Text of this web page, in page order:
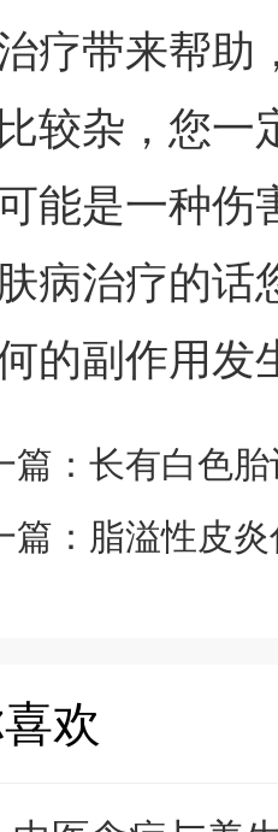
疗带来帮助
较杂，您一
能是一种伤
病治疗的话
的副作用发
篇： 长有白色胎
篇： 脂溢性皮炎什
欢